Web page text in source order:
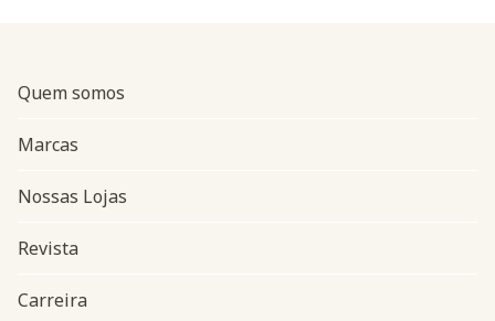
Quem somos
Marcas
Nossas Lojas
Revista
Carreira